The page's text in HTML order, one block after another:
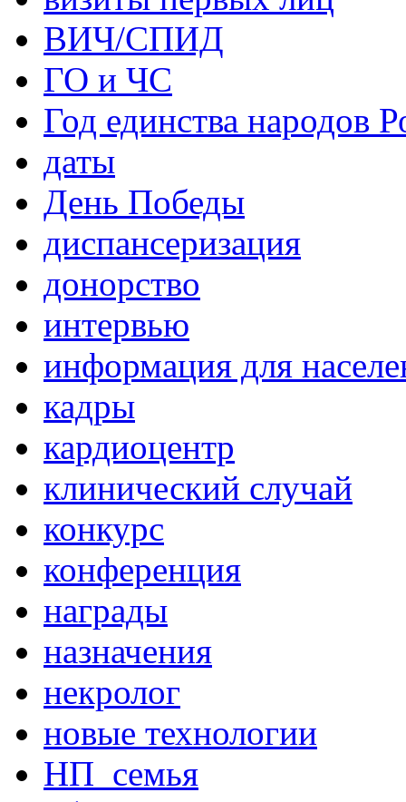
ВИЧ/СПИД
ГО и ЧС
Год единства народов
даты
День Победы
диспансеризация
донорство
интервью
информация для
кадры
кардиоцентр
клинический случай
конкурс
конференция
награды
назначения
некролог
новые технологии
НП_семья